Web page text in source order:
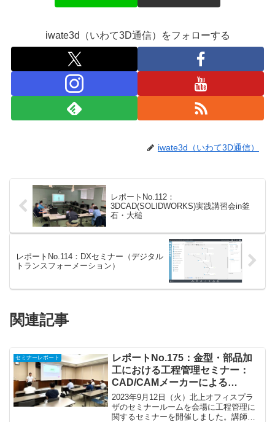
iwate3d（いわて3D通信）をフォローする
iwate3d（いわて3D通信）
レポートNo.112：
3DCAD(SOLIDWORKS)実践講習会in釜
石・大槌
レポートNo.114：DXセミナー（デジタル
トランスフォーメーション）
関連記事
セミナーレポート
レポートNo.175：金型・部品加
工における工程管理セミナー：
CAD/CAMメーカーによる
「AIQ（アイク）」のご紹介
2023年9月12日（火）北上オフィスプラ
ザのセミナールームを会場に工程管理に
関するセミナーを開催しました。講師に